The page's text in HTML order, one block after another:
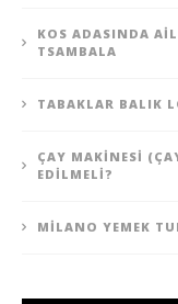
KOS ADASINDA
TSAMBALA
TABAKLAR BALIK
ÇAY MAKINESI
EDILMELI?
MILANO YEMEK